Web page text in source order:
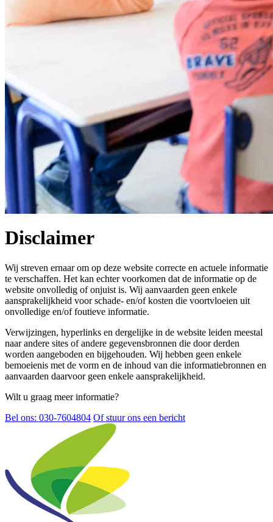
Disclaimer
Wij streven ernaar om op deze website correcte en actuele informatie
te verschaffen. Het kan echter voorkomen dat de informatie op de
website onvolledig of onjuist is. Wij aanvaarden geen enkele
aansprakelijkheid voor schade- en/of kosten die voortvloeien uit
onvolledige en/of foutieve informatie.
Verwijzingen, hyperlinks en dergelijke in de website leiden meestal
naar andere sites of andere gegevensbronnen die door derden
worden aangeboden en bijgehouden. Wij hebben geen enkele
bemoeienis met de vorm en de inhoud van die informatiebronnen en
aanvaarden daarvoor geen enkele aansprakelijkheid.
Wilt u graag meer informatie?
Bel ons: 030-7604804 Of stuur ons een bericht